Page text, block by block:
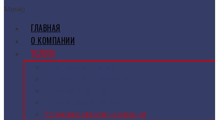
Меню
ГЛАВНАЯ
О КОМПАНИИ
УСЛУГИ
Установка автосигнализации